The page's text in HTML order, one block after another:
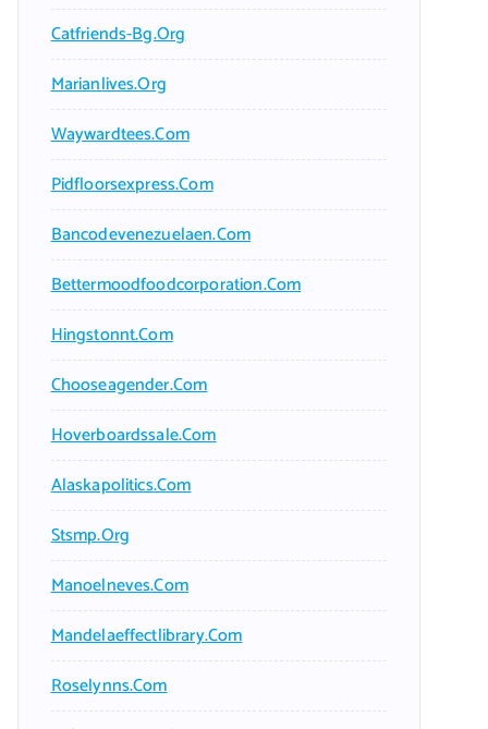
Catfriends-Bg.org
Marianlives.org
Waywardtees.com
Pidfloorsexpress.com
Bancodevenezuelaen.com
Bettermoodfoodcorporation.com
Hingstonnt.com
Chooseagender.com
Hoverboardssale.com
Alaskapolitics.com
Stsmp.org
Manoelneves.com
Mandelaeffectlibrary.com
Roselynns.com